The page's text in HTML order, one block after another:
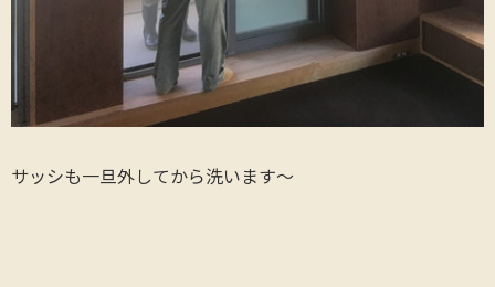
サッシも一旦外してから洗います～